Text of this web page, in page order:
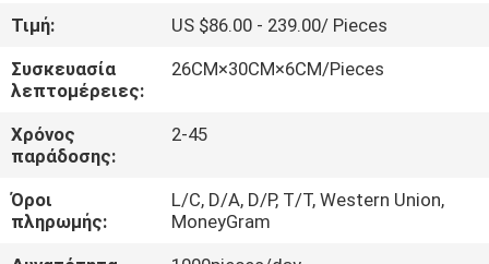
ΜΑΣ
ΕΛΆΤΕ
ΣΕ
ΕΠΑΦΉ
ΜΕ
Τιμή:
US $86.00 - 239.00/ Pieces
Συσκευασία
λεπτομέρειες:
26CM×30CM×6CM/Pieces
Χρόνος
παράδοσης:
2-45
Όροι
πληρωμής:
L/C, D/A, D/P, T/T, Western Union,
MoneyGram